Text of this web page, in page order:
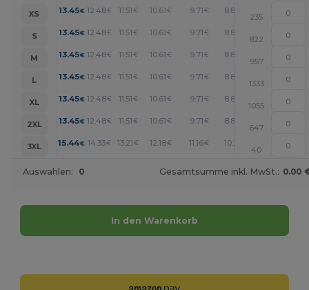
XS 13.45€ 12.48€ 11.51€ 10.61 € 9.71€ 8.89 +
235
S
13.45€ 12.48€ 11.51€ 10.61 € 9.71€ 8.89 +
822
M
13.45€ 12.48€ 11.51€ 10.61 € 9.71€ 8.89 +
957
L
13.45€ 12.48€ 11.51€ 10.61 € 9.71€ 8.89 +
1333
XL
13.45€ 12.48€ 11.51€ 10.61 € 9.71€ 8.89 +
1055
2XL
13.45€ 12.48€ 11.51€ 10.61 € 9.71€ 8.89 +
647
3XL
15.44€ 14.33€ 13.21 € 12.18€ 11.16€ 10.21 +
40
Auswahlen: 0 Gesamtsumme inkl. MwSt.: 0.00
In den Warenkorb